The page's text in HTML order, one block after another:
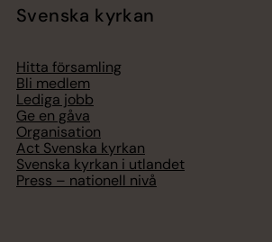
Svenska kyrkan
Hitta församling
Bli medlem
Lediga jobb
Ge en gåva
Organisation
Act Svenska kyrkan
Svenska kyrkan i utlandet
Press – nationell nivå